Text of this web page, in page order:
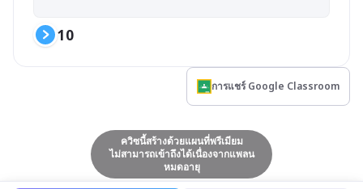
10
การแชร์ Google Classroom
ควิซนี้สร้างด้วยแผนที่พรีเมียม
ไม่สามารถเข้าถึงได้เนื่องจากแพลน
หมดอายุ